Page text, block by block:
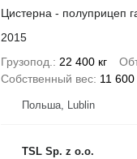
Цистерна - полуприцеп
2015
Грузопод.
22 400 кг
Собственный вес 11 600
Польша, Lublin
TSL Sp. z o.o.